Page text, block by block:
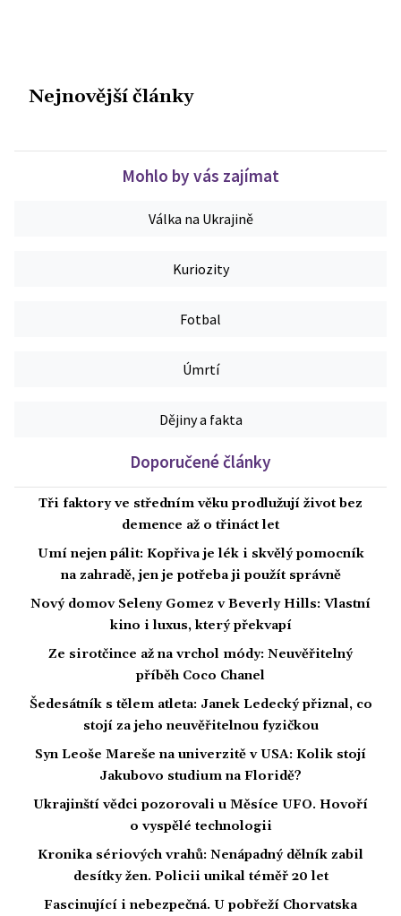
Nejnovější články
Mohlo by vás zajímat
Válka na Ukrajině
Kuriozity
Fotbal
Úmrtí
Dějiny a fakta
Doporučené články
Tři faktory ve středním věku prodlužují život bez
demence až o třináct let
Umí nejen pálit: Kopřiva je lék i skvělý pomocník
na zahradě, jen je potřeba ji použít správně
Nový domov Seleny Gomez v Beverly Hills: Vlastní
kino i luxus, který překvapí
Ze sirotčince až na vrchol módy: Neuvěřitelný
příběh Coco Chanel
Šedesátník s tělem atleta: Janek Ledecký přiznal, co
stojí za jeho neuvěřitelnou fyzičkou
Syn Leoše Mareše na univerzitě v USA: Kolik stojí
Jakubovo studium na Floridě?
Ukrajinští vědci pozorovali u Měsíce UFO. Hovoří
o vyspělé technologii
Kronika sériových vrahů: Nenápadný dělník zabil
desítky žen. Policii unikal téměř 20 let
Fascinující i nebezpečná. U pobřeží Chorvatska